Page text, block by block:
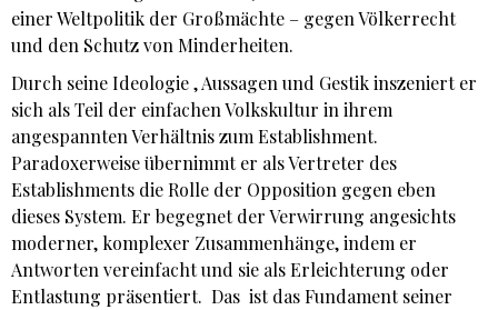
einer Weltpolitik der Großmächte – gegen Völkerrecht
und den Schutz von Minderheiten.
Durch seine Ideologie , Aussagen und Gestik inszeniert er
sich als Teil der einfachen Volkskultur in ihrem
angespannten Verhältnis zum Establishment.
Paradoxerweise übernimmt er als Vertreter des
Establishments die Rolle der Opposition gegen eben
dieses System. Er begegnet der Verwirrung angesichts
moderner, komplexer Zusammenhänge, indem er
Antworten vereinfacht und sie als Erleichterung oder
Entlastung präsentiert. Das ist das Fundament seiner